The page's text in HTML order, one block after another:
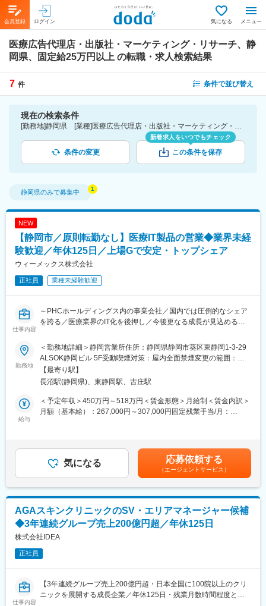
会員登録 ログイン 気になる メニュー
医療広告代理店・出版社・マーケティング・リサーチ、静
岡県、固定給25万円以上 の転職・求人検索結果
7 件 条件で並び替え
現在の検索条件
[勤務地]静岡県 [業種]医療広告代理店・出版社・マーケティング・リサーチ-医薬品・医療機器・ライフサイエンス・医療系サービス [詳細条件](待遇・福利厚生)固定給25万円以上
条件の変更
新着求人をいつでもチェック
この条件を保存
静岡県のみで募集中
NEW
【静岡市／原則転勤なし】医療IT製品の営業◆業界未経
験歓迎／年休125日／上場Gで安定・トップシェア
ウィーメックス株式会社
正社員 業種未経験歓迎
仕事内容
～PHCホールディングス内の事業会社／国内では圧倒的なシェア
を誇る／医療業界のIT化を後押し／今後更なる成長が見込める業
■概要：
クリニック開業支援や、電子カルテ・電子薬歴導入を行う当社に
て、開業医、調剤薬局（顧客の属性：医者・薬剤師）に向けた、
医療システムや周辺機器等の営業をお任せします。
■業務詳細：
み営業などはありません。顧客の課題のヒアリング、ご提案から
導入までを担当し、アフターフォローは別職種の担当が行いま
行機、電子薬歴システム、保険薬局用コンピュータ、患者情報共
有システム
・顧客：開業医、調剤薬局（顧客の属性：医者・薬剤師）※40～
50社を担当
・価格帯：平均200～300万円
■仕事の流れ：
出社→事務作業（先生への資料用意）→営業特約店から情報収集
→調剤薬局・クリニックへの訪問（先生のお昼休み・診察が終わ
ったあと）
勤務地
＜勤務地詳細＞静岡営業所住所：静岡県静岡市葵区東静岡1-3-29
ALSOK静岡ビル 5F受動喫煙対策：屋内全面禁煙変更の範囲：会
社の定める事業所（リモートワーク含む）
【最寄り駅】
長沼駅(静岡県)、東静岡駅、古庄駅
給与
＜予定年収＞450万円～518万円＜賃金形態＞月給制＜賃金内訳＞
月額（基本給）：267,000円～307,000円固定残業手当/月：
与：年1回（7月）・昇給：ミッショングレード制度による変更あ
り賃金はあくまでも目安の金額であり、選考を通じて上下する可
能性があります。月給(月額)は固定手当を含めた表記です。
気になる 応募依頼する
（エージェントサービス）
AGAスキンクリニックのSV・エリアマネージャー候補
◆3年連続グループ売上200億円超／年休125日
株式会社IDEA
正社員
仕事内容
【3年連続グループ売上200億円超・日本全国に100院以上のクリ
ニックを展開する成長企業／年休125日・残業月数時間程度とメ